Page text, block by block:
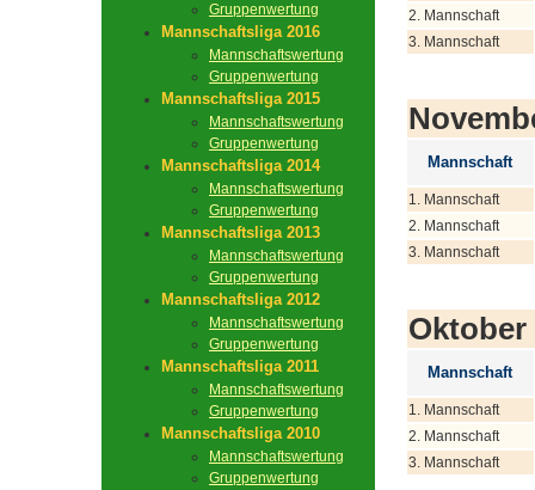
Gruppenwertung
Mannschaftsliga 2016
Mannschaftswertung
Gruppenwertung
Mannschaftsliga 2015
Mannschaftswertung
Gruppenwertung
Mannschaftsliga 2014
Mannschaftswertung
Gruppenwertung
Mannschaftsliga 2013
Mannschaftswertung
Gruppenwertung
Mannschaftsliga 2012
Mannschaftswertung
Gruppenwertung
Mannschaftsliga 2011
Mannschaftswertung
Gruppenwertung
Mannschaftsliga 2010
Mannschaftswertung
Gruppenwertung
2. Mannschaft
3. Mannschaft
Mannschaft
1. Mannschaft
2. Mannschaft
3. Mannschaft
Oktober
Mannschaft
1. Mannschaft
2. Mannschaft
3. Mannschaft